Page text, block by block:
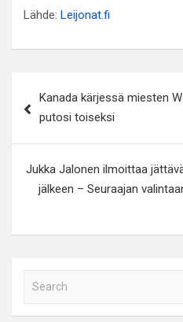
Lähde: Leijonat.fi
selaus
Kanada kärjessä miesten
putosi toiseksi
Jukka Jalonen ilmoittaa
jälkeen – Seuraajan
a